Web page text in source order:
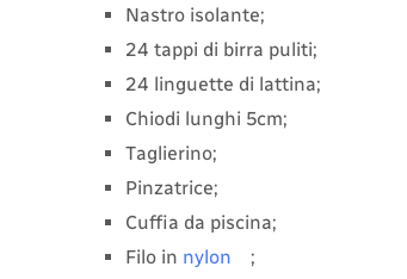
Nastro isolante;
24 tappi di birra puliti;
24 linguette di lattina;
Chiodi lunghi 5cm;
Taglierino;
Pinzatrice;
Cuffia da piscina;
Filo in nylon
;